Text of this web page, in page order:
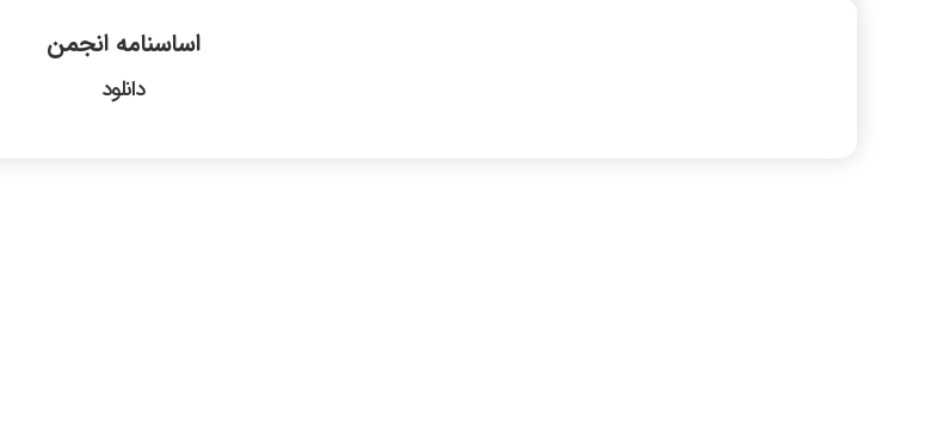
اساسنامه انجمن
دانلود